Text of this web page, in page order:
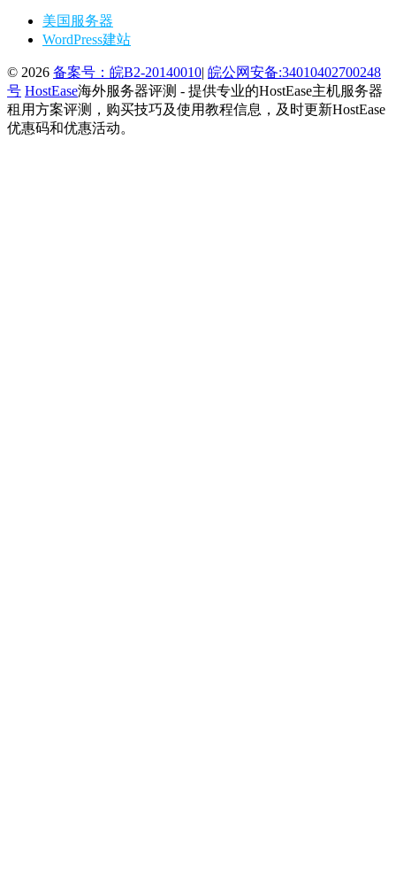
美国服务器
WordPress建站
© 2026 备案号：皖B2-20140010| 皖公网安备:34010402700248
号 HostEase海外服务器评测 - 提供专业的HostEase主机服务器
租用方案评测，购买技巧及使用教程信息，及时更新HostEase
优惠码和优惠活动。